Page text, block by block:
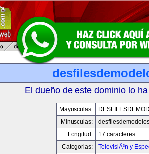
El dueño de este dominio lo
Mayusculas:
Minusculas:
Longitud:
17 caracteres
Categorias:
TelevisiÃ³n y